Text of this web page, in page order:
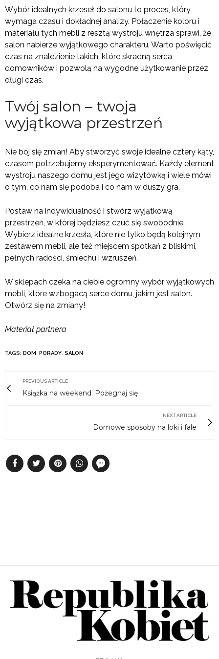
Wybór idealnych krzeseł do salonu to proces, który
wymaga czasu i dokładnej analizy. Połączenie koloru i
materiału tych mebli z resztą wystroju wnętrza sprawi, że
salon nabierze wyjątkowego charakteru. Warto poświęcić
czas na znalezienie takich, które skradną serca
domowników i pozwolą na wygodne użytkowanie przez
długi czas.
Twój salon – twoja
wyjątkowa przestrzeń
Nie bój się zmian! Aby stworzyć swoje idealne cztery kąty,
czasem potrzebujemy eksperymentować. Każdy element
wystroju naszego domu jest jego wizytówką i wiele mówi
o tym, co nam się podoba i co nam w duszy gra.
Postaw na indywidualność i stwórz wyjątkową
przestrzeń, w której będziesz czuć się swobodnie.
Wybierz idealne krzesła, które nie tylko będą kolejnym
zestawem mebli, ale też miejscem spotkań z bliskimi,
pełnych radości, śmiechu i wzruszeń.
W sklepach czeka na ciebie ogromny wybór wyjątkowych
mebli, które wzbogacą serce domu, jakim jest salon.
Otwórz się na zmiany!
Materiał partnera
TAGS: DOM, PORADY, SALON
PREVIOUS ARTICLE
Książka na weekend: Pożegnaj się
NEXT ARTICLE
Domowe sposoby na loki i fale